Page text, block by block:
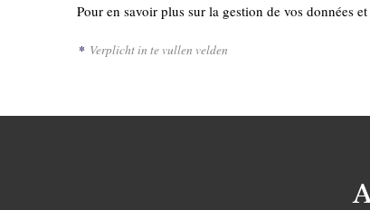
Pour en savoir plus sur la gestion de vos données
* Verplicht in te vullen velden